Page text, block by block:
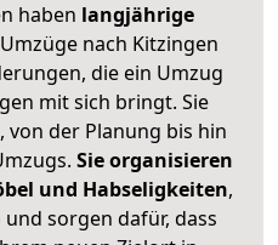
haben langjährige
nach Kitzingen
die ein Umzug
mit sich bringt. Sie
von der Planung bis hin
Sie organisieren
und Habseligkeiten,
sorgen dafür, dass